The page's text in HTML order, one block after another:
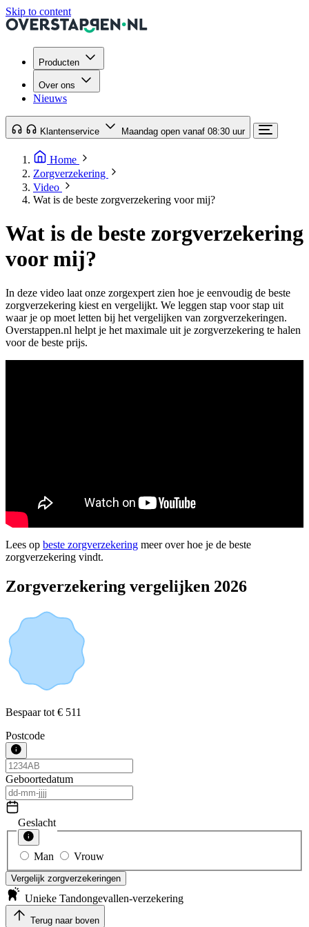
Skip to content
Producten
Over ons
Nieuws
Klantenservice Maandag open vanaf 08:30 uur
Home
Zorgverzekering
Video
Wat is de beste zorgverzekering voor mij?
Wat is de beste zorgverzekering
voor mij?
In deze video laat onze zorgexpert zien hoe je eenvoudig de beste
zorgverzekering kiest en vergelijkt. We leggen stap voor stap uit
waar je op moet letten bij het vergelijken van zorgverzekeringen.
Overstappen.nl helpt je het maximale uit je zorgverzekering te halen
voor de beste prijs.
Lees op beste zorgverzekering meer over hoe je de beste
zorgverzekering vindt.
Zorgverzekering vergelijken 2026
Bespaar tot € 511
Postcode
Geboortedatum
Geslacht
Man Vrouw
Vergelijk zorgverzekeringen
Unieke Tandongevallen-verzekering
Terug naar boven